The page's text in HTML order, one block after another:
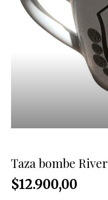
Taza bombe River
$12.900,00